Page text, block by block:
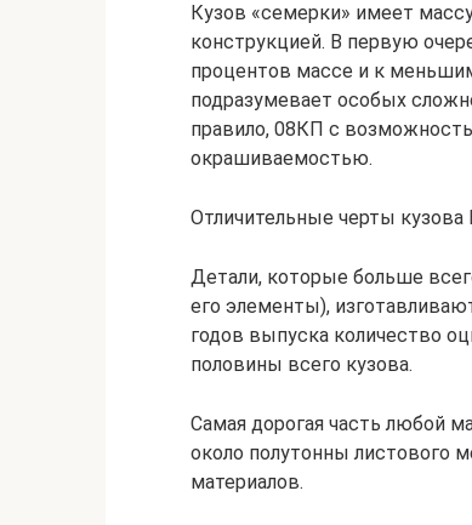
Кузов «семерки» имеет
конструкцией. В первую
процентов массе и к
подразумевает особых
правило, 08КП с
окрашиваемостью.
Отличительные черты кузова
Детали, которые больше
его элементы),
годов выпуска количество
половины всего кузова.
Самая дорогая часть любой
около полутонны листового
материалов.